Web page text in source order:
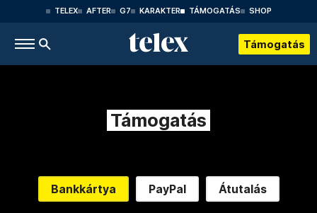
TELEX AFTER G7 KARAKTER TÁMOGATÁS SHOP
Támogatás
Támogatás
Bankkártya PayPal Átutalás